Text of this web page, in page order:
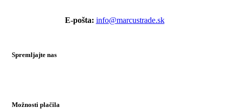
E-pošta: info@marcustrade.sk
Spremljajte nas
Možnosti plačila